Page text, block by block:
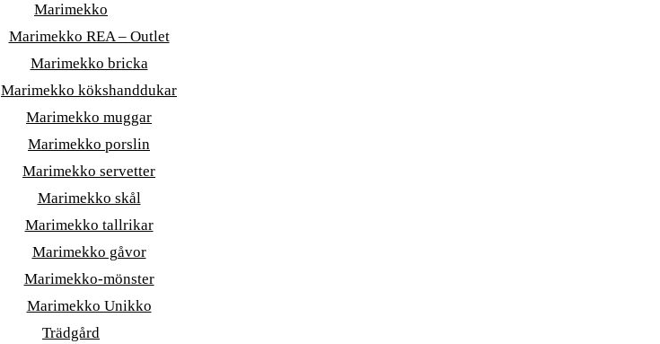
Marimekko
Marimekko REA – Outlet
Marimekko bricka
Marimekko kökshanddukar
Marimekko muggar
Marimekko porslin
Marimekko servetter
Marimekko skål
Marimekko tallrikar
Marimekko gåvor
Marimekko-mönster
Marimekko Unikko
Trädgård